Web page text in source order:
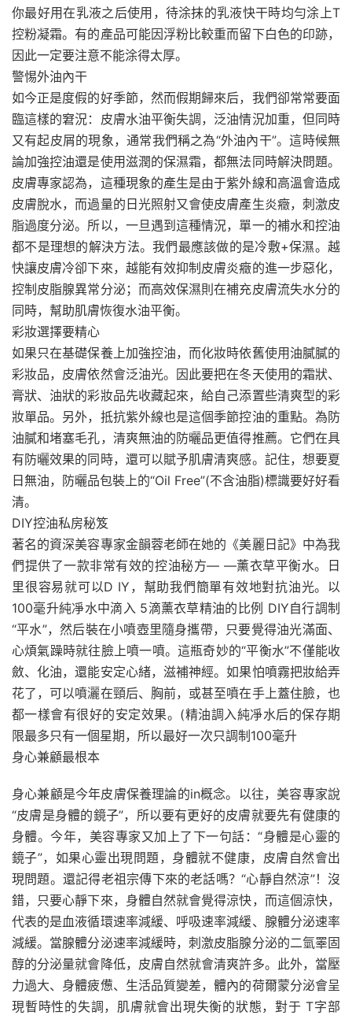
你最好用在乳液之后使用，待涂抹的乳液快干時均勻涂上T
控粉凝霜。有的產品可能因浮粉比較重而留下白色的印跡，
因此一定要注意不能涂得太厚。
警惕外油內干
如今正是度假的好季節，然而假期歸來后，我們卻常常要面
臨這樣的窘況：皮膚水油平衡失調，泛油情況加重，但同時
又有起皮屑的現象，通常我們稱之為“外油內干”。這時候無
論加強控油還是使用滋潤的保濕霜，都無法同時解決問題。
皮膚專家認為，這種現象的產生是由于紫外線和高溫會造成
皮膚脫水，而過量的日光照射又會使皮膚產生炎癥，刺激皮
脂過度分泌。所以，一旦遇到這種情況，單一的補水和控油
都不是理想的解決方法。我們最應該做的是冷敷+保濕。越
快讓皮膚冷卻下來，越能有效抑制皮膚炎癥的進一步惡化，
控制皮脂腺異常分泌；而高效保濕則在補充皮膚流失水分的
同時，幫助肌膚恢復水油平衡。
彩妝選擇要精心
如果只在基礎保養上加強控油，而化妝時依舊使用油膩膩的
彩妝品，皮膚依然會泛油光。因此要把在冬天使用的霜狀、
膏狀、油狀的彩妝品先收藏起來，給自己添置些清爽型的彩
妝單品。另外，抵抗紫外線也是這個季節控油的重點。為防
油膩和堵塞毛孔，清爽無油的防曬品更值得推薦。它們在具
有防曬效果的同時，還可以賦予肌膚清爽感。記住，想要夏
日無油，防曬品包裝上的“Oil Free”(不含油脂)標識要好好看
清。
DIY控油私房秘笈
著名的資深美容專家金韻蓉老師在她的《美麗日記》中為我
們提供了一款非常有效的控油秘方— —薰衣草平衡水。日
里很容易就可以D IY，幫助我們簡單有效地對抗油光。以
100毫升純凈水中滴入 5滴薰衣草精油的比例 DIY自行調制
“平水”，然后裝在小噴壺里隨身攜帶，只要覺得油光滿面、
心煩氣躁時就往臉上噴一噴。這瓶奇妙的“平衡水”不僅能收
斂、化油，還能安定心緒，滋補神經。如果怕噴霧把妝給弄
花了，可以噴灑在頸后、胸前，或甚至噴在手上蓋住臉，也
都一樣會有很好的安定效果。(精油調入純凈水后的保存期
限最多只有一個星期，所以最好一次只調制100毫升
身心兼顧最根本
身心兼顧是今年皮膚保養理論的in概念。以往，美容專家說
“皮膚是身體的鏡子”，所以要有更好的皮膚就要先有健康的
身體。今年，美容專家又加上了下一句話：“身體是心靈的
鏡子”，如果心靈出現問題，身體就不健康，皮膚自然會出
現問題。還記得老祖宗傳下來的老話嗎？“心靜自然涼”！沒
錯，只要心靜下來，身體自然就會覺得涼快，而這個涼快，
代表的是血液循環速率減緩、呼吸速率減緩、腺體分泌速率
減緩。當腺體分泌速率減緩時，刺激皮脂腺分泌的二氫睪固
醇的分泌量就會降低，皮膚自然就會清爽許多。此外，當壓
力過大、身體疲憊、生活品質變差，體內的荷爾蒙分泌會呈
現暫時性的失調，肌膚就會出現失衡的狀態，對于 T字部